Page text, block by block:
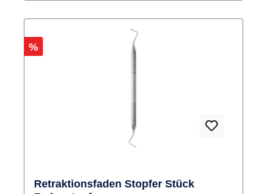
Rabatt
%
Retraktionsfaden Stopfer Stück